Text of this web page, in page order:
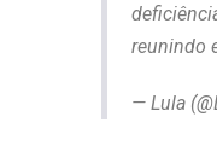
reunindo
— Lula